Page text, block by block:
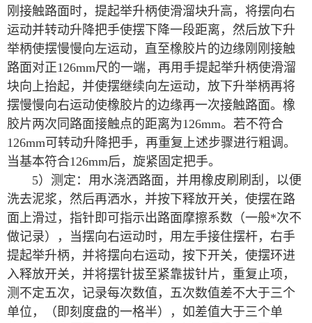
刚接触路面时，提起举升柄使滑溜块升高，将摆向右
运动并转动升降把手使摆下降一段距离，然后放下升
举柄使摆慢慢向左运动，直至橡胶片的边缘刚刚接触
路面对正126mm尺的一端，再用手提起举升柄使滑溜
块向上抬起，并使摆继续向左运动，放下升举柄再将
摆慢慢向右运动使橡胶片的边缘再一次接触路面。橡
胶片两次同路面接触点的距离为126mm。若不符合
126mm可转动升降把手，再重复上述步骤进行粗调。
当基本符合126mm后，旋紧固定把手。
5）测定：用水浇洒路面，并用橡皮刷刷刮，以便
洗去泥浆，然后再洒水，并按下释放开关，使摆在路
面上滑过，指针即可指示出路面摩擦系数（一般*次不
做记录），当摆向右运动时，用左手接住摆杆，右手
提起举升柄，并将摆向右运动，按下开关，使摆环进
入释放开关，并将摆针拔至紧靠拔针片，重复止项，
测不定五次，记录每次数值，五次数值差不大于三个
单位，（即刻度盘的一格半），如差值大于三个单